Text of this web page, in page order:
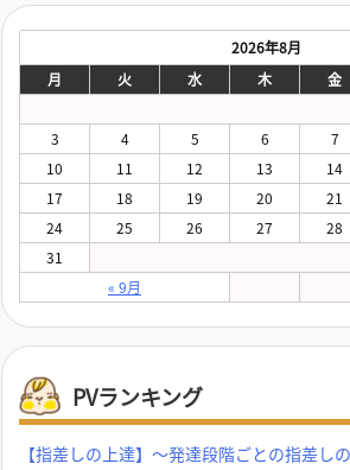
2026年8月
月
火 水 木 金
« 9月
3
4 5 6 7
10
11 12 13 14
17
18 19 20 21
24
25 26 27 28
31
PVランキング
【指差しの上達】～発達段階ごとの指差し